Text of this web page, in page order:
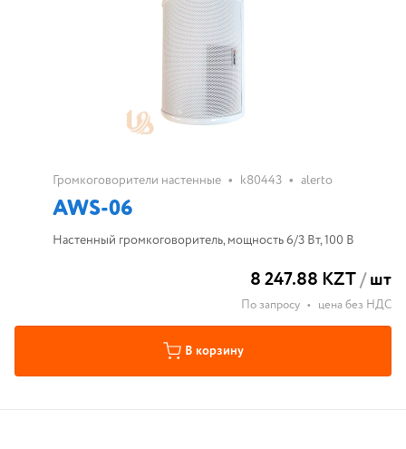
Громкоговорители настенные • k80443 • alerto
AWS-06
Настенный громкоговоритель, мощность 6/3 Вт, 100 В
8 247.88 KZT/шт
По запросу • цена без НДС
В корзину